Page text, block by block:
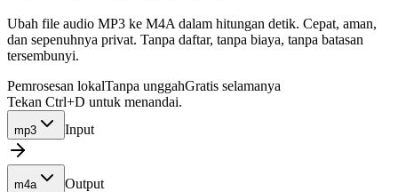
Ubah file audio MP3 ke M4A dalam hitungan detik. Cepat, aman,
dan sepenuhnya privat. Tanpa daftar, tanpa biaya, tanpa batasan
tersembunyi.
Pemrosesan lokalTanpa unggahGratis selamanya
Tekan Ctrl+D untuk menandai.
mp3 Input
m4a Output